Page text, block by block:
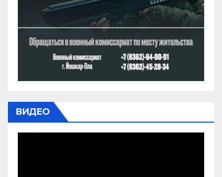
ВИДЕО